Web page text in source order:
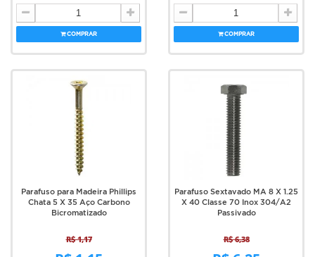
COMPRAR COMPRAR
Parafuso para Madeira Phillips
Chata 5 X 35 Aço Carbono
Bicromatizado
R$ 1,17
Parafuso Sextavado MA 8 X 1.25
X 40 Classe 70 Inox 304/A2
Passivado
R$ 6,38